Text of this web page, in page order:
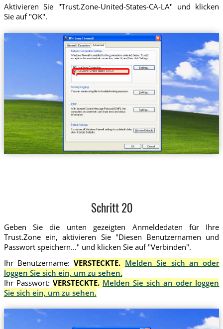
Aktivieren Sie "Trust.Zone-United-States-CA-LA" und klicken
Sie auf "OK".
Trust.Zone-United-States-CA-LA
Schritt 20
Geben Sie die unten gezeigten Anmeldedaten für Ihre
Trust.Zone ein, aktivieren Sie "Diesen Benutzernamen und
Passwort speichern..." und klicken Sie auf "Verbinden".
Ihr Benutzername:VERSTECKTE. Melden Sie sich an oder
loggen Sie sich ein, um zu sehen.
Ihr Passwort: VERSTECKTE. Melden Sie sich an oder loggen
Sie sich ein, um zu sehen.